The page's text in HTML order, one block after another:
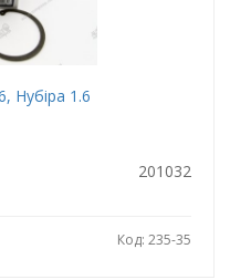
Нубіра 1.6
201032
Код: 235-35